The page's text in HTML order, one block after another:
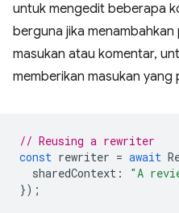
untuk mengedit beberapa
berguna jika
masukan atau komentar,
memberikan masukan
// Reusing a rewriter
const rewriter = await
sharedContext :
"A
});